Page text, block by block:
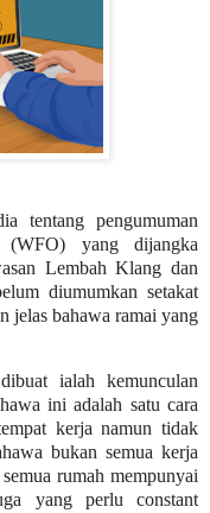
tentang pengumuman
(WFO) yang dijangka
Lembah Klang dan
diumumkan setakat
jelas bahawa ramai yang
ialah kemunculan
ini adalah satu cara
kerja namun tidak
bukan semua kerja
rumah mempunyai
yang perlu constant